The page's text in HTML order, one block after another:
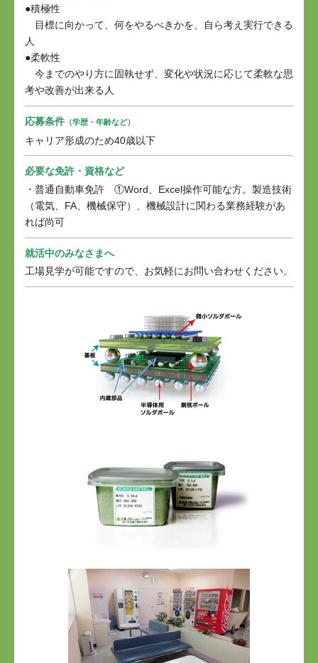
●積極性
目標に向かって、何をやるべきかを、自ら考え実行できる
人
●柔軟性
今までのやり方に固執せず、変化や状況に応じて柔軟な思
考や改善が出来る人
応募条件 （学歴・年齢など）
キャリア形成のため40歳以下
必要な免許・資格など
・普通自動車免許 ①Word、Excel操作可能な方。製造技術
（電気、FA、機械保守）、機械設計に関わる業務経験があ
れば尚可
就活中のみなさまへ
工場見学が可能ですので、お気軽にお問い合わせください。